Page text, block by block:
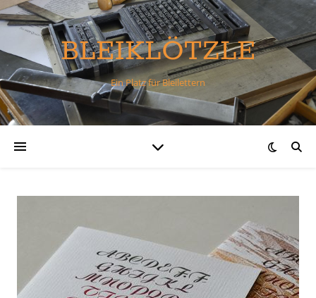
BLEIKLÖTZLE
Ein Platz für Bleilettern